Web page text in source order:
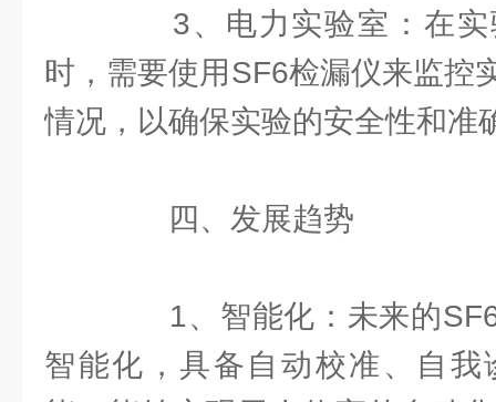
3、电力实验室：在实
时，需要使用SF6检漏仪来监控
情况，以确保实验的安全性和准
四、发展趋势
1、智能化：未来的SF6
智能化，具备自动校准、自